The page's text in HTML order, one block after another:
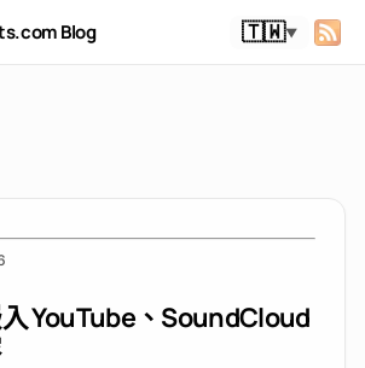
Blog 🇹🇼▼
YouTube、SoundCloud